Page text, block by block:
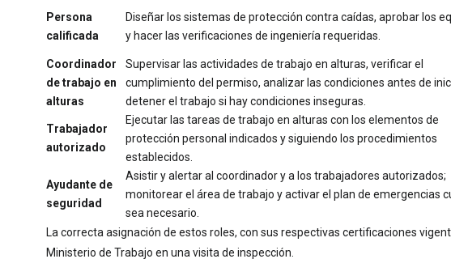
Persona
calificada
Diseñar los sistemas de protección contra caídas, aprobar los
y hacer las verificaciones de ingeniería requeridas.
Coordinador
de trabajo en
alturas
Supervisar las actividades de trabajo en alturas, verificar el
cumplimiento del permiso, analizar las condiciones antes de
detener el trabajo si hay condiciones inseguras.
Trabajador
autorizado
Ejecutar las tareas de trabajo en alturas con los elementos de
protección personal indicados y siguiendo los procedimientos
establecidos.
Ayudante de
seguridad
Asistir y alertar al coordinador y a los trabajadores autorizados;
monitorear el área de trabajo y activar el plan de emergencias
sea necesario.
La correcta asignación de estos roles, con sus respectivas certificaciones
Ministerio de Trabajo en una visita de inspección.